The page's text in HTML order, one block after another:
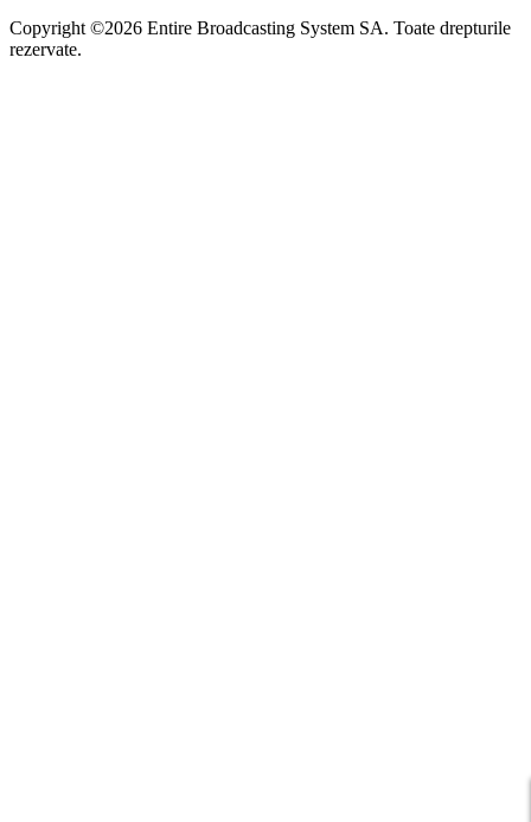
Copyright ©2026 Entire Broadcasting System SA. Toate drepturile
rezervate.